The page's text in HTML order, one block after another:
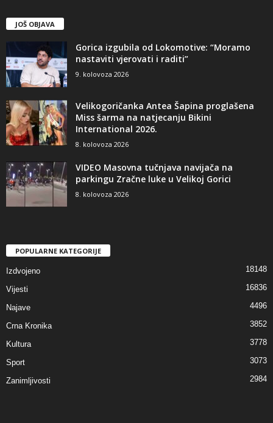
JOŠ OBJAVA
Gorica izgubila od Lokomotive: “Moramo
nastaviti vjerovati i raditi”
9. kolovoza 2026
Velikogoričanka Antea Šapina proglašena
Miss šarma na natjecanju Bikini
International 2026.
8. kolovoza 2026
VIDEO Masovna tučnjava navijača na
parkingu Zračne luke u Velikoj Gorici
8. kolovoza 2026
POPULARNE KATEGORIJE
Izdvojeno 18148
Vijesti 16836
Najave 4496
Crna Kronika 3852
Kultura 3778
Sport 3073
Zanimljivosti 2984